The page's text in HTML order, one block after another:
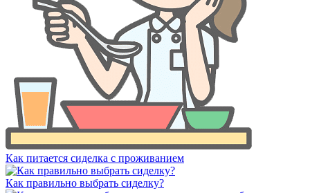
Как питается сиделка с проживанием
Как правильно выбрать сиделку?